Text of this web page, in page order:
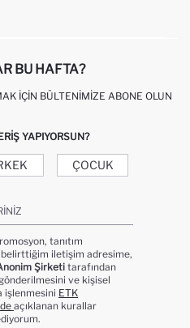
BU HAFTA?
İÇIN BÜLTENIMIZE ABONE OLUN
YAPIYORSUN?
ÇOCUK
tanıtım
belirttiğim iletişim adresime,
Şirketi tarafından
ve kişisel
işlenmesini ETK
açıklanan kurallar